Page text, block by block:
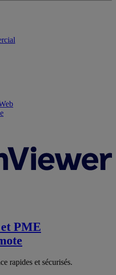
PME
rapides et sécurisés.